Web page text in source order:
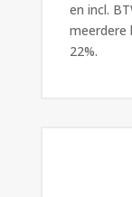
en incl.
meerdere
22%.